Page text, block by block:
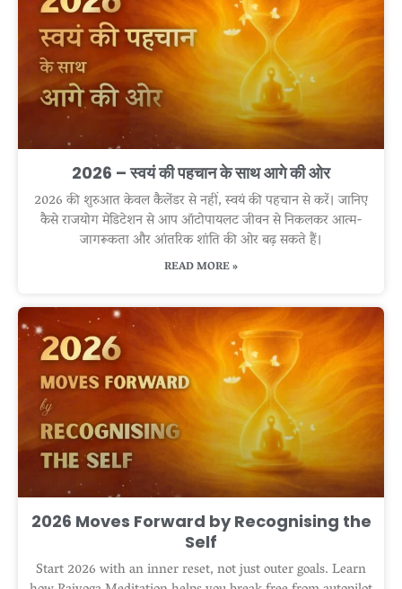
2026 – स्वयं की पहचान के साथ आगे की ओर
2026 की शुरुआत केवल कैलेंडर से नहीं, स्वयं की पहचान से करें। जानिए
कैसे राजयोग मेडिटेशन से आप ऑटोपायलट जीवन से निकलकर आत्म-
जागरूकता और आंतरिक शांति की ओर बढ़ सकते हैं।
READ MORE »
2026 Moves Forward by Recognising the
Self
Start 2026 with an inner reset, not just outer goals. Learn